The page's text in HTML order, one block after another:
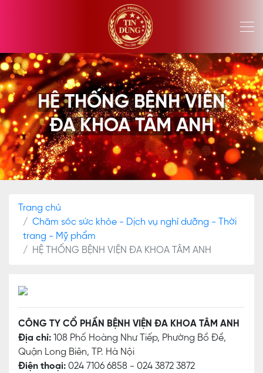
HỆ THỐNG BỆNH VIỆN
ĐA KHOA TÂM ANH
Trang chủ
Chăm sóc sức khỏe - Dịch vụ nghỉ dưỡng - Thời
trang - Mỹ phẩm
HỆ THỐNG BỆNH VIỆN ĐA KHOA TÂM ANH
CÔNG TY CỔ PHẦN BỆNH VIỆN ĐA KHOA TÂM ANH
Địa chỉ: 108 Phố Hoàng Như Tiếp, Phường Bồ Đề,
Quận Long Biên, TP. Hà Nội
Điện thoại: 024 7106 6858 - 024 3872 3872